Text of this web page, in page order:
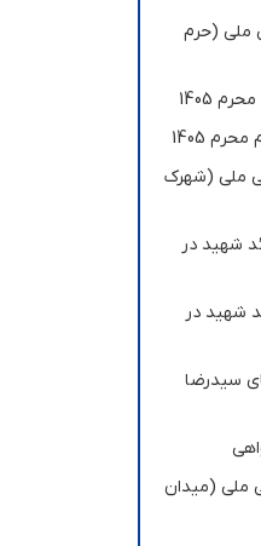
ملی (حرم
ملی (شهرک
شهید در
شهید در
سیدرضا
ملی (میدان